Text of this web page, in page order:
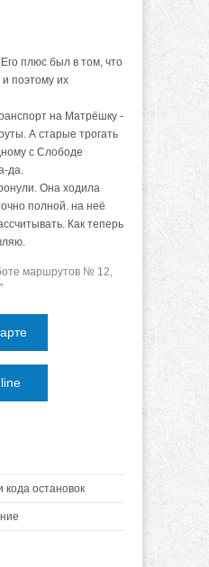
плюс был в том, что
поэтому их
на Матрёшку -
А старые трогать
с Слободе
да.
Она ходила
полной. на неё
Как теперь
маршрутов № 12,
кода остановок